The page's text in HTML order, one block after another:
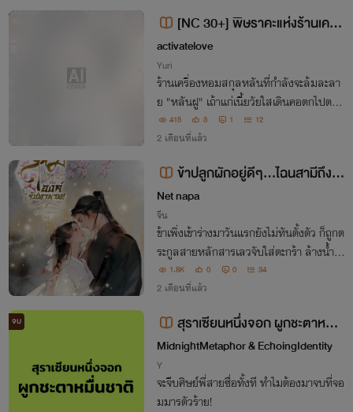
[NC 30+] พิษราคะแห่งร้านเครื่อ
งหอม
activatelove
Yuri
ร้านเครื่องหอมสกุลหลันที่กำลังจะล้มละลา
ย "หลันฝู" เถ้าแก่เนี้ยวัยใสเดินคอตกไปตลา
ดค้าทาสเพื่อซื้อแรงงาน แต่สะดุดตากับ "เห
มยเซียง" หญิงขอทานรูปร่างผอมบางที่กำลั
415 3 1 12
2 เดือนที่แล้ว
ข้าปลูกผักอยู่ดีๆ...ไฉนสามีถึงก
ลายเป็นองค์รัชทายาท
Net napa
จีน
ข้าเพิ่งเข้าร่างมาวันแรกยังไม่ทันตั้งตัว ก็ถูกต
ระกูลสายหลักสารเลวจับใส่ตะกร้า ล้างน้ำล้
างเนื้อเตรียมส่งไปแต่งงานเป็นอนุภรรยาคน
ที่สี่ของตาแก่หัวหน้าหมู่บ้านตัณหากลับ...
นี่มันเรื่องบ้าอันใดกันฮะสวรรค์?
1.8K 0 0 34
2 เดือนที่แล้ว
จบ
สุราเซียนหนึ่งจอก ผูกชะตาหมื่น
ชาติ
MidnightMetaphor & EchoingIdentity
Y
จะจีบศิษย์พี่สายซื่อทั้งที ทำไมต้องมาจบที่จอ
มมารตัวร้าย!